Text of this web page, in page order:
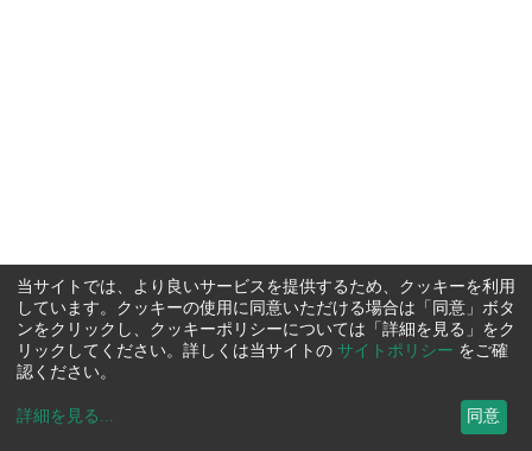
当サイトでは、より良いサービスを提供するため、クッキーを利用
しています。クッキーの使用に同意いただける場合は「同意」ボタ
ンをクリックし、クッキーポリシーについては「詳細を見る」をク
リックしてください。詳しくは当サイトの サイトポリシー をご確
認ください。
詳細を見る ... 同意